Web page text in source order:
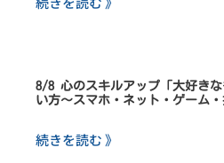
8/8 心のスキルアップ「大好き
い方～スマホ・ネット・ゲーム・
続きを読む 》